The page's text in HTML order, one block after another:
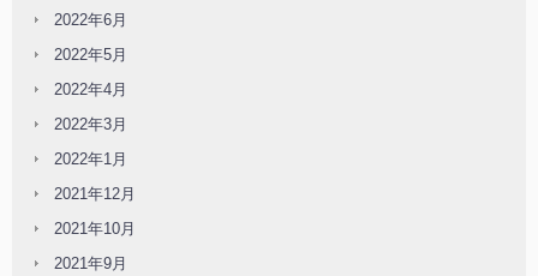
2022年6月
2022年5月
2022年4月
2022年3月
2022年1月
2021年12月
2021年10月
2021年9月